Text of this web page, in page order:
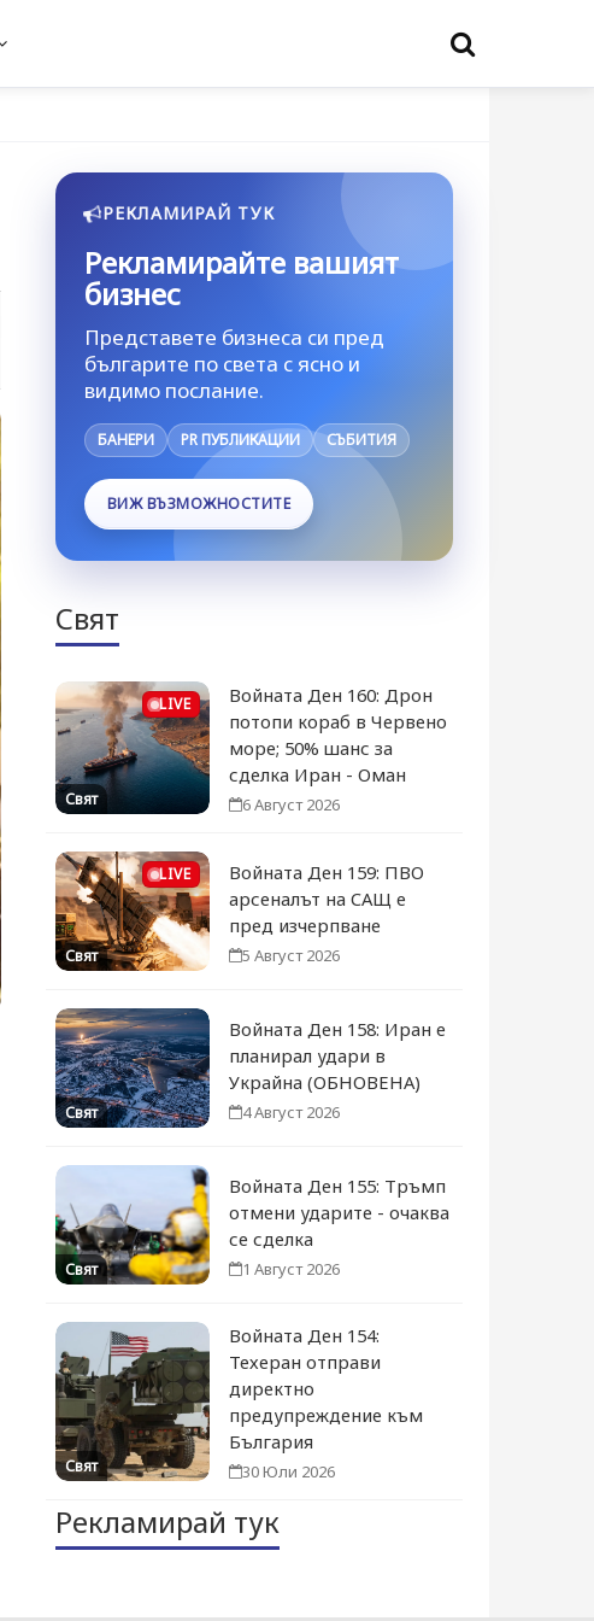
РЕКЛАМИРАЙ ТУК
Рекламирайте вашият
бизнес
Представете бизнеса си пред
българите по света с ясно и
видимо послание.
БАНЕРИ PR ПУБЛИКАЦИИ СЪБИТИЯ
ВИЖ ВЪЗМОЖНОСТИТЕ
Свят
LIVE
Свят
Войната Ден 160: Дрон
потопи кораб в Червено
море; 50% шанс за
сделка Иран - Оман
6 Август 2026
LIVE
Свят
Войната Ден 159: ПВО
арсеналът на САЩ е
пред изчерпване
5 Август 2026
Свят
Войната Ден 158: Иран е
планирал удари в
Украйна (ОБНОВЕНА)
4 Август 2026
Свят
Войната Ден 155: Тръмп
отмени ударите - очаква
се сделка
1 Август 2026
Свят
Войната Ден 154:
Техеран отправи
директно
предупреждение към
България
30 Юли 2026
Рекламирай тук